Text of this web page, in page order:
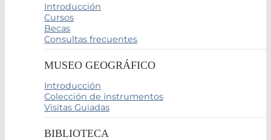
Introducción
Cursos
Becas
Consultas frecuentes
MUSEO GEOGRÁFICO
Introducción
Colección de instrumentos
Visitas Guiadas
BIBLIOTECA